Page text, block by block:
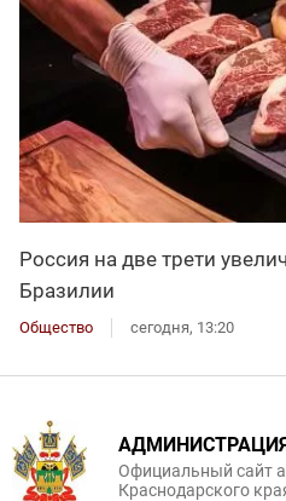
Россия на две трети
Бразилии
Общество сегодня, 13:20
Официальный сайт
Краснодарского